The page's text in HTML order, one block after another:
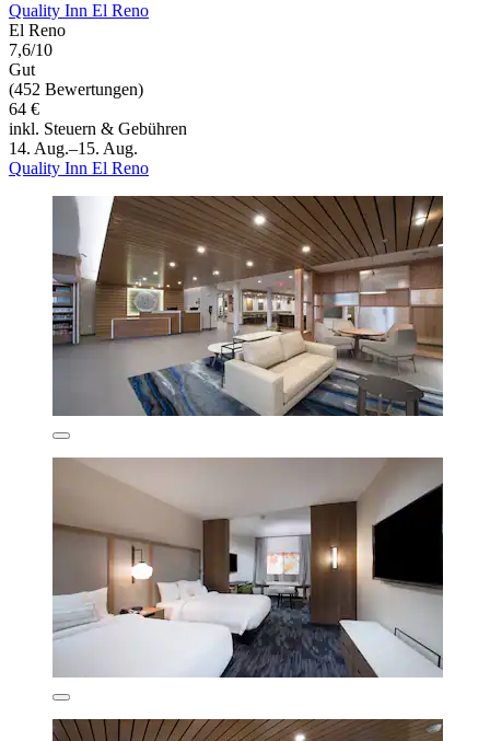
Quality Inn El Reno
El Reno
7,6/10
Gut
(452 Bewertungen)
64 €
inkl. Steuern & Gebühren
14. Aug.–15. Aug.
Quality Inn El Reno